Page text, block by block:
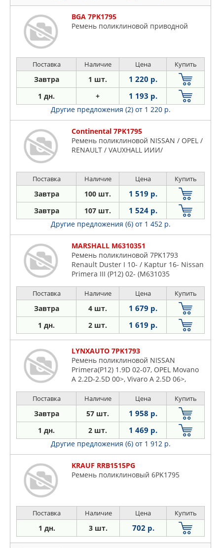
BGA 7PK1795
Ремень поликлиновой приводной
Поставка Наличие Цена Купить
Завтра 1 шт. 1 220 р.
1 дн. + 1 193 р.
Другие предложения (2) от 1 220 р.
Continental 7PK1795
Ремень поликлиновой NISSAN / OPEL /
RENAULT / VAUXHALL ИИИ/
Поставка Наличие Цена Купить
Завтра 100 шт. 1 519 р.
Завтра 107 шт. 1 524 р.
Другие предложения (6) от 1 452 р.
MARSHALL M6310351
Ремень поликлиновой 7PK1793
Renault Duster I 10- / Kaptur 16- Nissan
Primera III (P12) 02- (M631035
Поставка Наличие Цена Купить
Завтра 4 шт. 1 679 р.
1 дн. 2 шт. 1 619 р.
LYNXAUTO 7PK1793
Ремень поликлиновой NISSAN
Primera(P12) 1.9D 02-07, OPEL Movano
A 2.2D-2.5D 00>, Vivaro A 2.5D 06>,
Master II 2.2D-2.5D 00>, Trafic II 2.5D
07>
Поставка Наличие Цена Купить
Завтра 57 шт. 1 958 р.
1 дн. 2 шт. 1 469 р.
Другие предложения (6) от 1 912 р.
KRAUF RRB1515PG
Ремень поликлиновый 6PK1795
Поставка Наличие Цена Купить
1 дн. 3 шт. 702 р.